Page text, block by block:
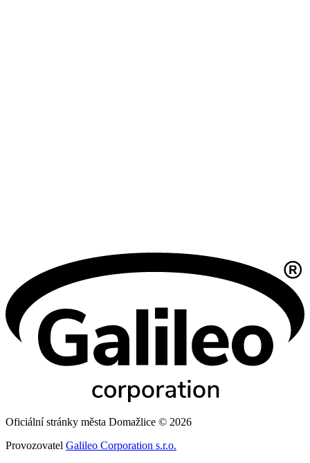
Oficiální stránky města Domažlice © 2026
Provozovatel Galileo Corporation s.r.o.